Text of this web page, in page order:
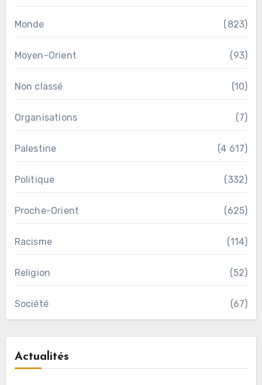
Monde (823)
Moyen-Orient (93)
Non classé (10)
Organisations (7)
Palestine (4 617)
Politique (332)
Proche-Orient (625)
Racisme (114)
Religion (52)
Société (67)
Actualités